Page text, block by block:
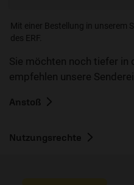
Mit einer Bestellung in unserem
des ERF.
Sie möchten noch tiefer in
empfehlen unsere
Anstoß
Nutzungsrechte